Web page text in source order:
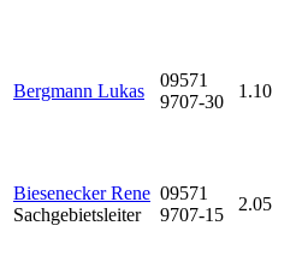
Bergmann Lukas
09571
9707-30
1.10
Biesenecker Rene
Sachgebietsleiter
09571
9707-15
2.05